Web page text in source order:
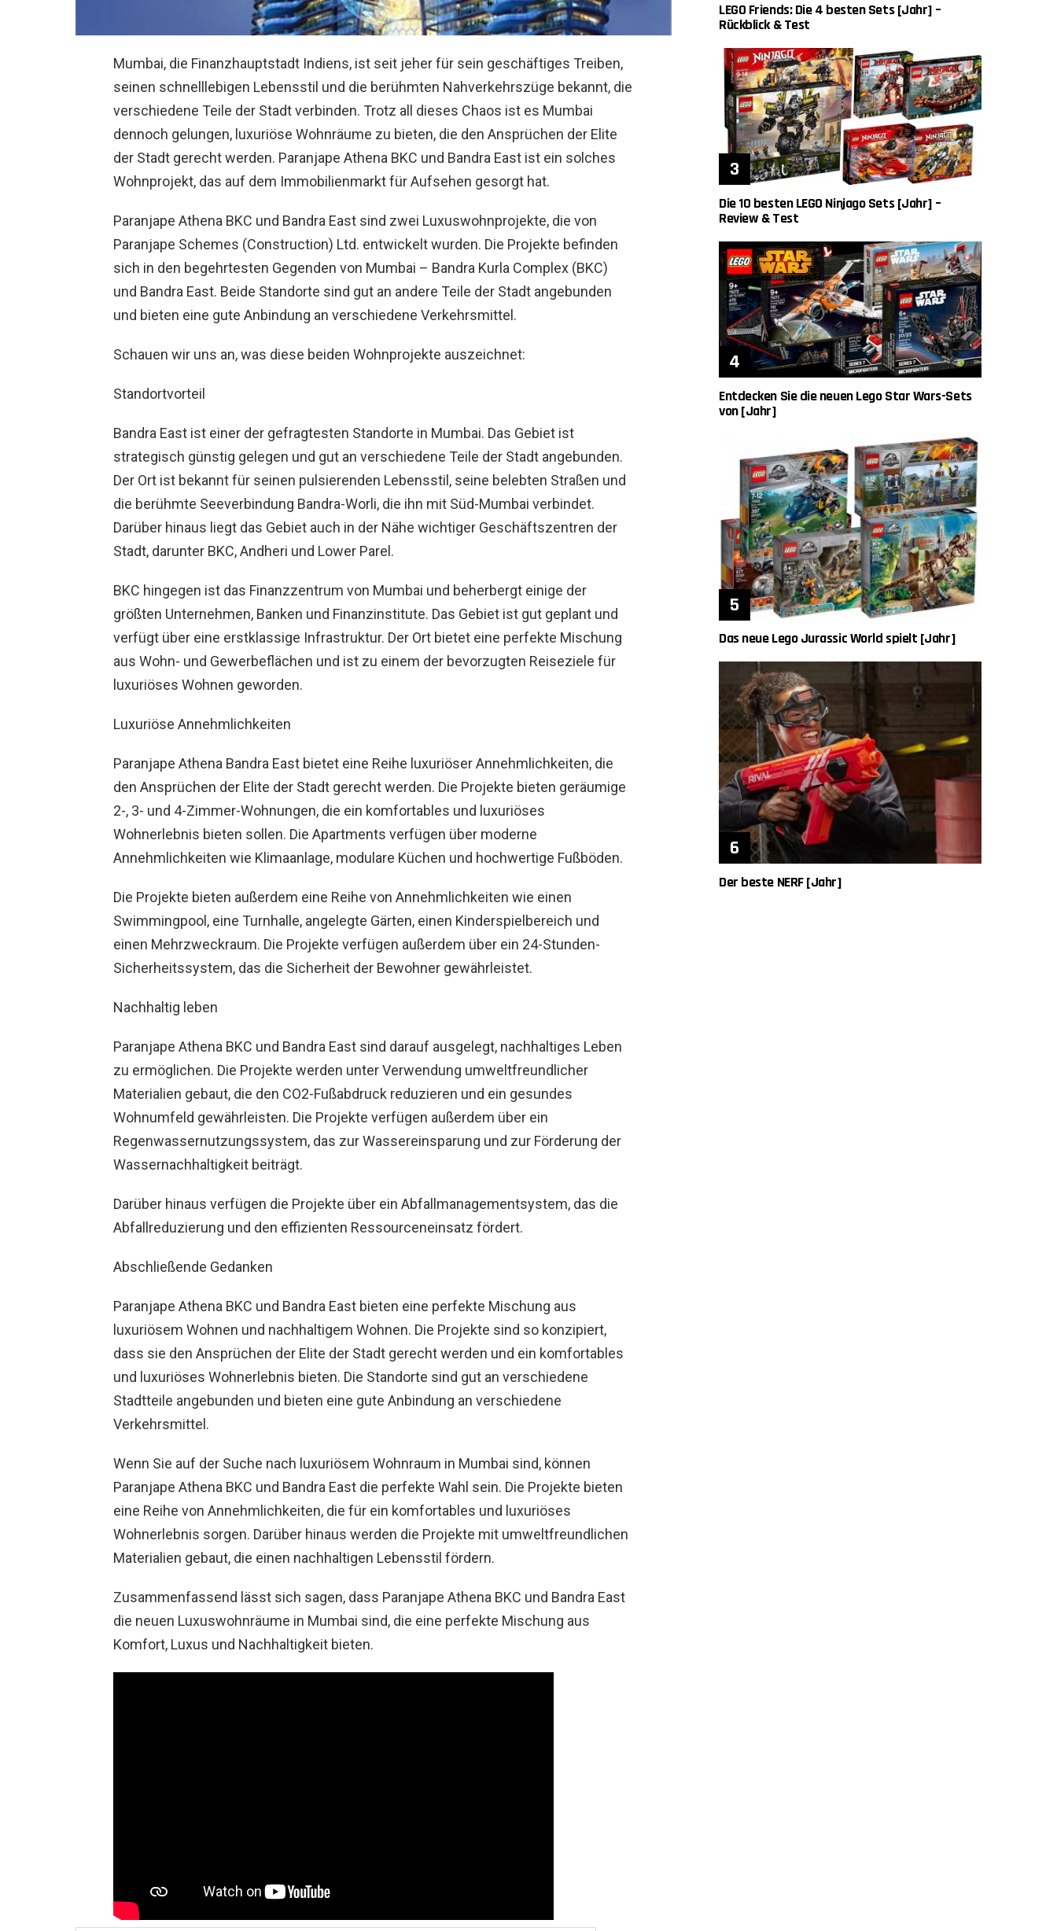
Mumbai, die Finanzhauptstadt Indiens, ist seit jeher für sein geschäftiges Treiben,
seinen schnelllebigen Lebensstil und die berühmten Nahverkehrszüge bekannt, die
verschiedene Teile der Stadt verbinden. Trotz all dieses Chaos ist es Mumbai
dennoch gelungen, luxuriöse Wohnräume zu bieten, die den Ansprüchen der Elite
der Stadt gerecht werden. Paranjape Athena BKC und Bandra East ist ein solches
Wohnprojekt, das auf dem Immobilienmarkt für Aufsehen gesorgt hat.
Paranjape Athena BKC und Bandra East sind zwei Luxuswohnprojekte, die von
Paranjape Schemes (Construction) Ltd. entwickelt wurden. Die Projekte befinden
sich in den begehrtesten Gegenden von Mumbai – Bandra Kurla Complex (BKC)
und Bandra East. Beide Standorte sind gut an andere Teile der Stadt angebunden
und bieten eine gute Anbindung an verschiedene Verkehrsmittel.
Schauen wir uns an, was diese beiden Wohnprojekte auszeichnet:
Standortvorteil
Bandra East ist einer der gefragtesten Standorte in Mumbai. Das Gebiet ist
strategisch günstig gelegen und gut an verschiedene Teile der Stadt angebunden.
Der Ort ist bekannt für seinen pulsierenden Lebensstil, seine belebten Straßen und
die berühmte Seeverbindung Bandra-Worli, die ihn mit Süd-Mumbai verbindet.
Darüber hinaus liegt das Gebiet auch in der Nähe wichtiger Geschäftszentren der
Stadt, darunter BKC, Andheri und Lower Parel.
BKC hingegen ist das Finanzzentrum von Mumbai und beherbergt einige der
größten Unternehmen, Banken und Finanzinstitute. Das Gebiet ist gut geplant und
verfügt über eine erstklassige Infrastruktur. Der Ort bietet eine perfekte Mischung
aus Wohn- und Gewerbeflächen und ist zu einem der bevorzugten Reiseziele für
luxuriöses Wohnen geworden.
Luxuriöse Annehmlichkeiten
Paranjape Athena Bandra East bietet eine Reihe luxuriöser Annehmlichkeiten, die
den Ansprüchen der Elite der Stadt gerecht werden. Die Projekte bieten geräumige
2-, 3- und 4-Zimmer-Wohnungen, die ein komfortables und luxuriöses
Wohnerlebnis bieten sollen. Die Apartments verfügen über moderne
Annehmlichkeiten wie Klimaanlage, modulare Küchen und hochwertige Fußböden.
Die Projekte bieten außerdem eine Reihe von Annehmlichkeiten wie einen
Swimmingpool, eine Turnhalle, angelegte Gärten, einen Kinderspielbereich und
einen Mehrzweckraum. Die Projekte verfügen außerdem über ein 24-Stunden-
Sicherheitssystem, das die Sicherheit der Bewohner gewährleistet.
Nachhaltig leben
Paranjape Athena BKC und Bandra East sind darauf ausgelegt, nachhaltiges Leben
zu ermöglichen. Die Projekte werden unter Verwendung umweltfreundlicher
Materialien gebaut, die den CO2-Fußabdruck reduzieren und ein gesundes
Wohnumfeld gewährleisten. Die Projekte verfügen außerdem über ein
Regenwassernutzungssystem, das zur Wassereinsparung und zur Förderung der
Wassernachhaltigkeit beiträgt.
Darüber hinaus verfügen die Projekte über ein Abfallmanagementsystem, das die
Abfallreduzierung und den effizienten Ressourceneinsatz fördert.
Abschließende Gedanken
Paranjape Athena BKC und Bandra East bieten eine perfekte Mischung aus
luxuriösem Wohnen und nachhaltigem Wohnen. Die Projekte sind so konzipiert,
dass sie den Ansprüchen der Elite der Stadt gerecht werden und ein komfortables
und luxuriöses Wohnerlebnis bieten. Die Standorte sind gut an verschiedene
Stadtteile angebunden und bieten eine gute Anbindung an verschiedene
Verkehrsmittel.
Wenn Sie auf der Suche nach luxuriösem Wohnraum in Mumbai sind, können
Paranjape Athena BKC und Bandra East die perfekte Wahl sein. Die Projekte bieten
eine Reihe von Annehmlichkeiten, die für ein komfortables und luxuriöses
Wohnerlebnis sorgen. Darüber hinaus werden die Projekte mit umweltfreundlichen
Materialien gebaut, die einen nachhaltigen Lebensstil fördern.
Zusammenfassend lässt sich sagen, dass Paranjape Athena BKC und Bandra East
die neuen Luxuswohnräume in Mumbai sind, die eine perfekte Mischung aus
Komfort, Luxus und Nachhaltigkeit bieten.
LEGO Friends: Die 4 besten Sets [Jahr] –
Rückblick & Test
Die 10 besten LEGO Ninjago Sets [Jahr] –
Review & Test
Entdecken Sie die neuen Lego Star Wars-Sets
von [Jahr]
Das neue Lego Jurassic World spielt [Jahr]
Der beste NERF [Jahr]